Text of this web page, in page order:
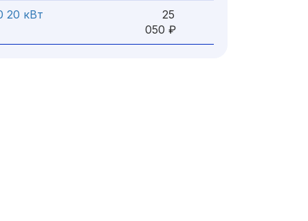
20 кВт
25
050 ₽